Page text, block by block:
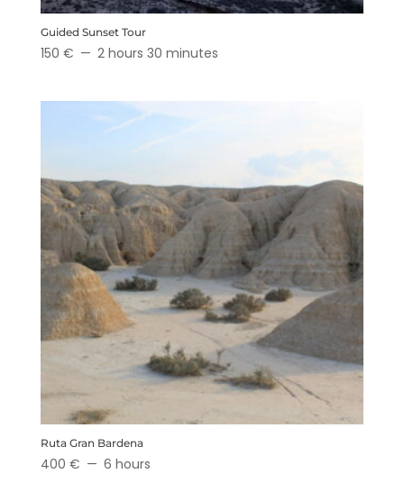
Guided Sunset Tour
150 € 2 hours 30 minutes
Ruta Gran Bardena
400 € 6 hours